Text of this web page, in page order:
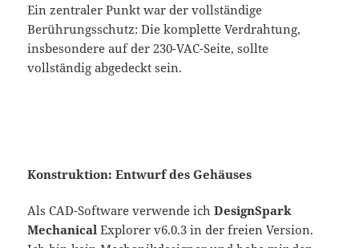
Ein zentraler Punkt war der vollständige
Berührungsschutz: Die komplette Verdrahtung,
insbesondere auf der 230-VAC-Seite, sollte
vollständig abgedeckt sein.
Konstruktion: Entwurf des Gehäuses
Als CAD-Software verwende ichDesignSpark
Mechanical Explorer v6.0.3 in der freien Version.